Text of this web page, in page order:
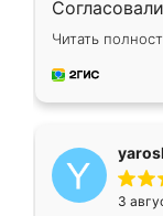
недели
довольны
мебель за
Читать
3